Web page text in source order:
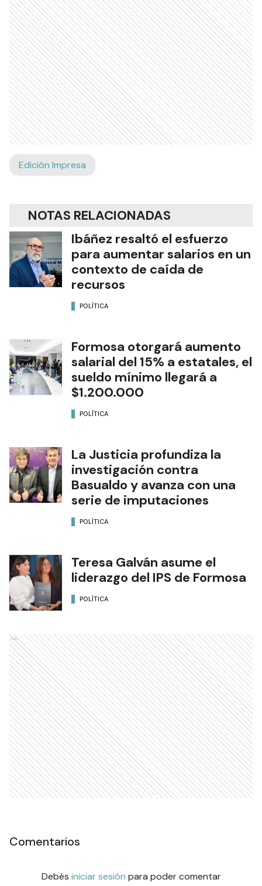
Edición Impresa
NOTAS RELACIONADAS
Ibáñez resaltó el esfuerzo
para aumentar salarios en un
contexto de caída de
recursos
POLÍTICA
Formosa otorgará aumento
salarial del 15% a estatales, el
sueldo mínimo llegará a
$1.200.000
POLÍTICA
La Justicia profundiza la
investigación contra
Basualdo y avanza con una
serie de imputaciones
POLÍTICA
Teresa Galván asume el
liderazgo del IPS de Formosa
POLÍTICA
Ads
Comentarios
Debés iniciar sesión para poder comentar